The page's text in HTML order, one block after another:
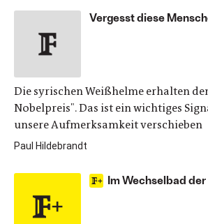
Vergesst diese
Die syrischen Weißhelme erhalten
Nobelpreis". Das ist ein wichtiges
unsere Aufmerksamkeit verschieben
Paul Hildebrandt
Im Wechselbad